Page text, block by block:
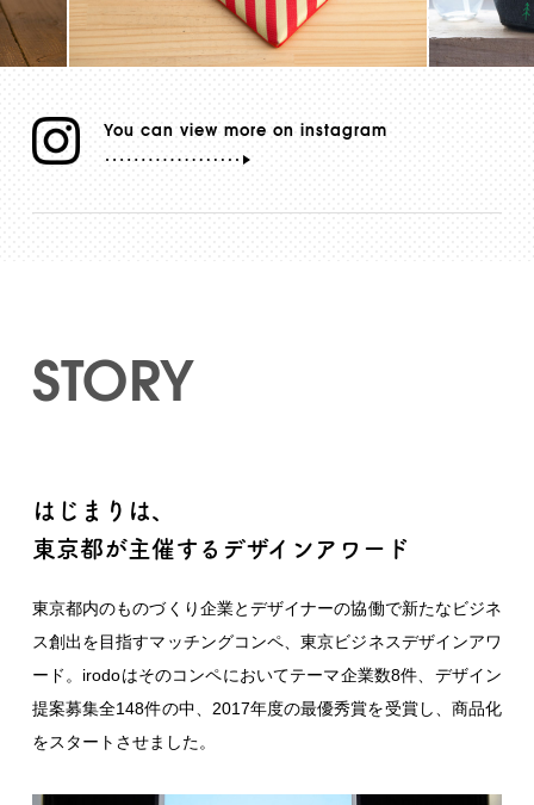
You can view more on instagram
STORY
はじまりは、
東京都が主催するデザインアワード
東京都内のものづくり企業とデザイナーの協働で新たなビジネ
ス創出を目指すマッチングコンペ、東京ビジネスデザインアワ
ード。irodoはそのコンペにおいてテーマ企業数8件、デザイン
提案募集全148件の中、2017年度の最優秀賞を受賞し、商品化
をスタートさせました。